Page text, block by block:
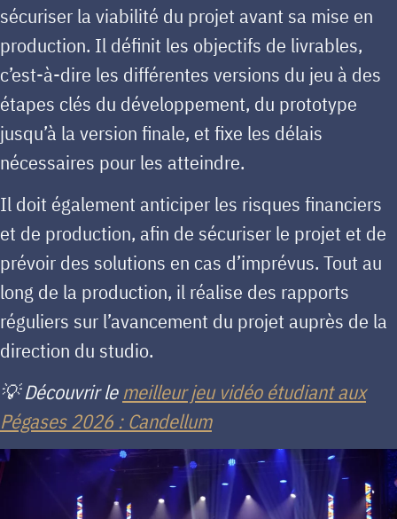
sécuriser la viabilité du projet avant sa mise en
production. Il définit les objectifs de livrables,
c’est-à-dire les différentes versions du jeu à des
étapes clés du développement, du prototype
jusqu’à la version finale, et fixe les délais
nécessaires pour les atteindre.
Il doit également anticiper les risques financiers
et de production, afin de sécuriser le projet et de
prévoir des solutions en cas d’imprévus. Tout au
long de la production, il réalise des rapports
réguliers sur l’avancement du projet auprès de la
direction du studio.
💡 Découvrir lemeilleur jeu vidéo étudiant aux
Pégases 2026 : Candellum